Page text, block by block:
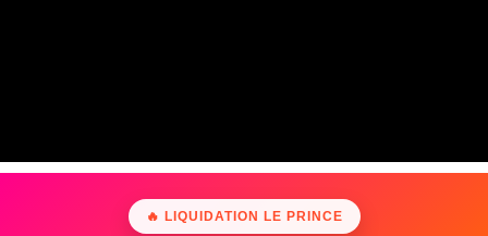
🔥 LIQUIDATION LE PRINCE